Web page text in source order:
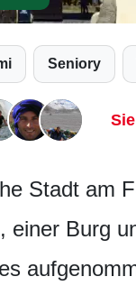
Seniory
Stadt am
einer Burg